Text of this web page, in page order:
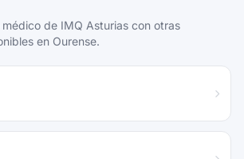
de IMQ Asturias con otras
en Ourense.